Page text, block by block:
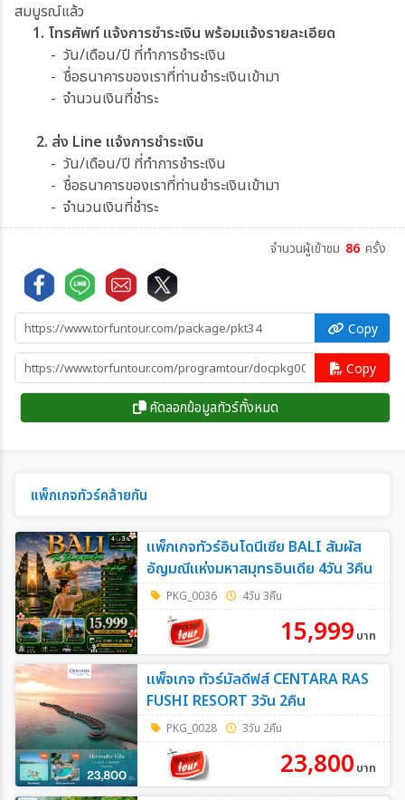
สมบูรณ์แล้ว
1. โทรศัพท์ แจ้งการชำระเงิน พร้อมแจ้งรายละเอียด
- วัน/เดือน/ปี ที่ทำการชำระเงิน
- ชื่อธนาคารของเราที่ท่านชำระเงินเข้ามา
- จำนวนเงินที่ชำระ
2. ส่ง Line แจ้งการชำระเงิน
- วัน/เดือน/ปี ที่ทำการชำระเงิน
- ชื่อธนาคารของเราที่ท่านชำระเงินเข้ามา
- จำนวนเงินที่ชำระ
จำนวนผู้เข้าชม 86 ครั้ง
Copy
Copy
คัดลอกข้อมูลทัวร์ทั้งหมด
แพ็กเกจทัวร์คล้ายกัน
แพ็กเกจทัวร์อินโดนีเซีย BALI สัมผัส
อัญมณีแห่งมหาสมุทรอินเดีย 4วัน 3คืน
PKG_0036 4วัน 3คืน
15,999 บาท
แพ็จเกจ ทัวร์มัลดีฟส์ CENTARA RAS
FUSHI RESORT 3วัน 2คืน
PKG_0028 3วัน 2คืน
23,800 บาท